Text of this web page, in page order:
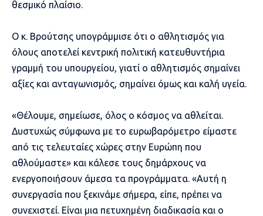
θεσμικό πλαίσιο.
Ο κ. Βρούτσης υπογράμμισε ότι ο αθλητισμός για
όλους αποτελεί κεντρική πολιτική κατευθυντήρια
γραμμή του υπουργείου, γιατί ο αθλητισμός σημαίνει
αξίες και ανταγωνισμός, σημαίνει όμως και καλή υγεία.
«Θέλουμε, σημείωσε, όλος ο κόσμος να αθλείται.
Δυστυχώς σύμφωνα με το ευρωβαρόμετρο είμαστε
από τις τελευταίες χώρες στην Ευρώπη που
αθλούμαστε» και κάλεσε τους δημάρχους να
ενεργοποιήσουν άμεσα τα προγράμματα. «Αυτή η
συνεργασία που ξεκινάμε σήμερα, είπε, πρέπει να
συνεχιστεί. Είναι μια πετυχημένη διαδικασία και ο